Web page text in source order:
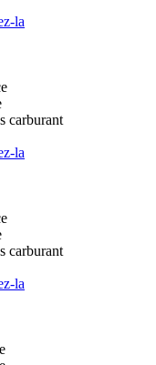
la
carburant
la
carburant
la